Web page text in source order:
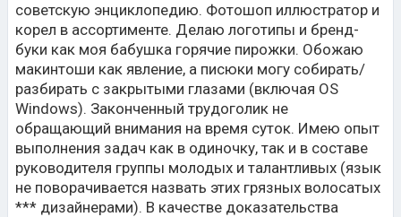
советскую энциклопедию. Фотошоп иллюстратор и
корел в ассортименте. Делаю логотипы и бренд-
буки как моя бабушка горячие пирожки. Обожаю
макинтоши как явление, а писюки могу собирать/
разбирать с закрытыми глазами (включая OS
Windows). Законченный трудоголик не
обращающий внимания на время суток. Имею опыт
выполнения задач как в одиночку, так и в составе
руководителя группы молодых и талантливых (язык
не поворачивается назвать этих грязных волосатых
*** дизайнерами). В качестве доказательства